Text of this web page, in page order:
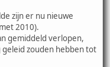
zijn er nu nieuwe
2010).
gemiddeld verlopen,
zouden hebben tot